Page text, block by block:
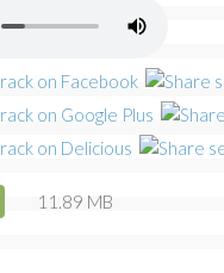
11.89 MB